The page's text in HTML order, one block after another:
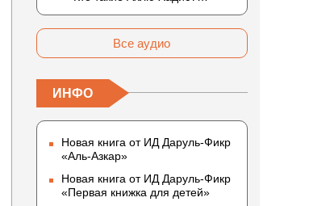
и Сунне? Концепция ибн
хабария на русский язык? Что
означает утверждение
сифата «биля кейфа» (без
образа)?
Атрибутов Всевышнего
Все аудио
ИНФО
Новая книга от ИД Даруль-Фикр
«Аль-Азкар»
Новая книга от ИД Даруль-Фикр
«Первая книжка для детей»